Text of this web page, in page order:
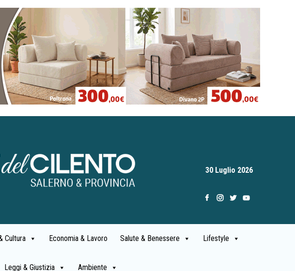
30 Luglio 2026
Cultura Economia & Lavoro Salute & Benessere Lifestyle
Leggi & Giustizia Ambiente